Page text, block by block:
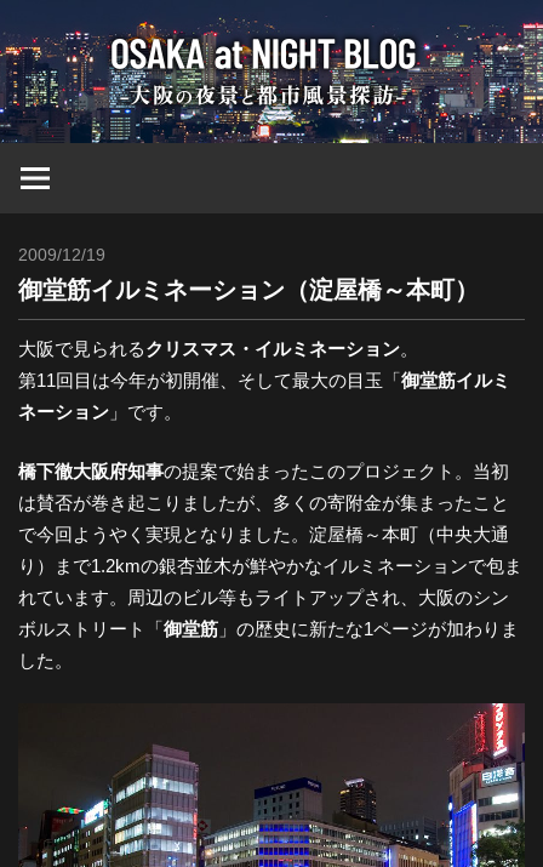
ン
テ
ン
ツ
大
阪
グ
-
阪
の
2009/12/19
御堂筋イルミネーション（淀屋橋～本町）
大阪で見られるクリスマス・イルミネーション。
第11回目は今年が初開催、そして最大の目玉「御堂筋イルミ
ネーション 」です。
橋下徹大阪府知事の提案で始まったこのプロジェクト。当初
は賛否が巻き起こりましたが、多くの寄附金が集まったこと
で今回ようやく実現となりました。淀屋橋～本町（中央大通
り）まで1.2kmの銀杏並木が鮮やかなイルミネーションで包ま
れています。周辺のビル等もライトアップされ、大阪のシン
ボルストリート「御堂筋 」の歴史に新たな1ページが加わりま
した。